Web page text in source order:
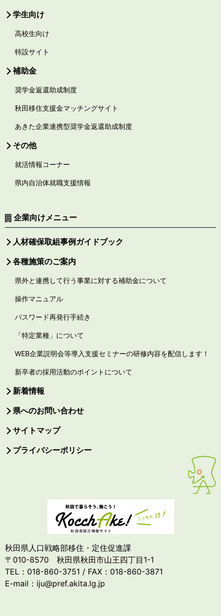
学生向け
高校生向け
特設サイト
補助金
奨学金返還助成制度
秋田移住支援金マッチングサイト
あきた企業連携型奨学金返還助成制度
その他
就活情報コーナー
県内自治体就職支援情報
企業向けメニュー
人材確保取組事例ガイドブック
各種施策のご案内
県外と連携して行う事業に対する補助金について
操作マニュアル
パスワード再発行手続き
「特定業種」について
WEB企業説明会等導入支援セミナーの研修内容を配信します！
新卒者の採用活動のポイントについて
新着情報
県へのお問い合わせ
サイトマップ
プライバシーポリシー
秋田県人口戦略部移住・定住促進課
〒010-8570 秋田県秋田市山王四丁目1-1
TEL：018-860-3751 / FAX：018-860-3871
E-mail：iju@pref.akita.lg.jp